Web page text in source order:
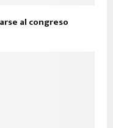
al congreso